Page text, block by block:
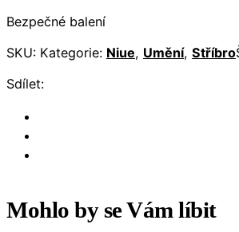
Bezpečné balení
SKU: Kategorie: Niue, Umění, Stříbro
Sdílet:
Mohlo by se Vám líbit